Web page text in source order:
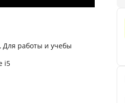
Для работы и учебы
i5